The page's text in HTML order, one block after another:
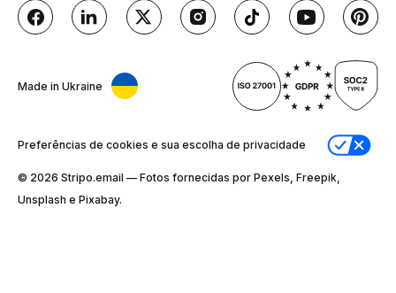
Made in Ukraine
Preferências de cookies e sua escolha de privacidade
© 2026 Stripо.email — Fotos fornecidas por Pexels, Freepik,
Unsplash e Pixabay.